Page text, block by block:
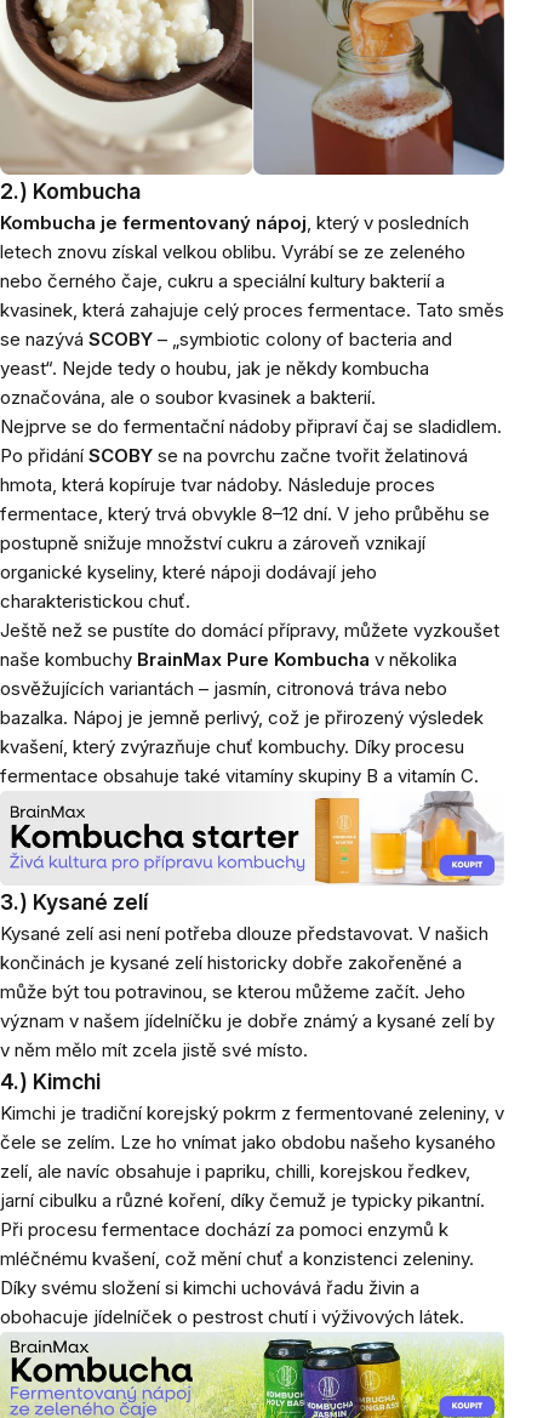
2.) Kombucha
Kombucha je fermentovaný nápoj, který v posledních
letech znovu získal velkou oblibu. Vyrábí se ze zeleného
nebo černého čaje, cukru a speciální kultury bakterií a
kvasinek, která zahajuje celý proces fermentace. Tato směs
se nazývá SCOBY – „symbiotic colony of bacteria and
yeast“. Nejde tedy o houbu, jak je někdy kombucha
označována, ale o soubor kvasinek a bakterií.
Nejprve se do fermentační nádoby připraví čaj se sladidlem.
Po přidání SCOBY se na povrchu začne tvořit želatinová
hmota, která kopíruje tvar nádoby. Následuje proces
fermentace, který trvá obvykle 8–12 dní. V jeho průběhu se
postupně snižuje množství cukru a zároveň vznikají
organické kyseliny, které nápoji dodávají jeho
charakteristickou chuť.
Ještě než se pustíte do domácí přípravy, můžete vyzkoušet
naše kombuchy BrainMax Pure Kombucha v několika
osvěžujících variantách – jasmín, citronová tráva nebo
bazalka. Nápoj je jemně perlivý, což je přirozený výsledek
kvašení, který zvýrazňuje chuť kombuchy. Díky procesu
fermentace obsahuje také vitamíny skupiny B a vitamín C.
3.) Kysané zelí
Kysané zelí asi není potřeba dlouze představovat. V našich
končinách je kysané zelí historicky dobře zakořeněné a
může být tou potravinou, se kterou můžeme začít. Jeho
význam v našem jídelníčku je dobře známý a kysané zelí by
v něm mělo mít zcela jistě své místo.
4.) Kimchi
Kimchi je tradiční korejský pokrm z fermentované zeleniny, v
čele se zelím. Lze ho vnímat jako obdobu našeho kysaného
zelí, ale navíc obsahuje i papriku, chilli, korejskou ředkev,
jarní cibulku a různé koření, díky čemuž je typicky pikantní.
Při procesu fermentace dochází za pomoci enzymů k
mléčnému kvašení, což mění chuť a konzistenci zeleniny.
Díky svému složení si kimchi uchovává řadu živin a
obohacuje jídelníček o pestrost chutí i výživových látek.